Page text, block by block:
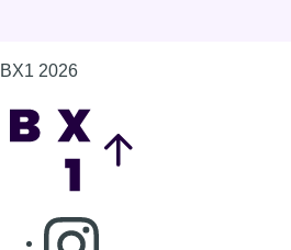
BX1 2026
Consulter page Instagram